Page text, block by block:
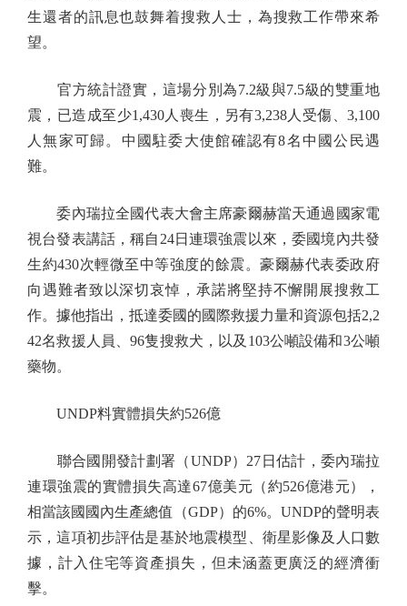
生還者的訊息也鼓舞着搜救人士，為搜救工作帶來希
望。
官方統計證實，這場分別為7.2級與7.5級的雙重地
震，已造成至少1,430人喪生，另有3,238人受傷、3,100
人無家可歸。中國駐委大使館確認有8名中國公民遇
難。
委內瑞拉全國代表大會主席豪爾赫當天通過國家電
視台發表講話，稱自24日連環強震以來，委國境內共發
生約430次輕微至中等強度的餘震。豪爾赫代表委政府
向遇難者致以深切哀悼，承諾將堅持不懈開展搜救工
作。據他指出，抵達委國的國際救援力量和資源包括2,2
42名救援人員、96隻搜救犬，以及103公噸設備和3公噸
藥物。
UNDP料實體損失約526億
聯合國開發計劃署（UNDP）27日估計，委內瑞拉
連環強震的實體損失高達67億美元（約526億港元），
相當該國國內生產總值（GDP）的6%。UNDP的聲明表
示，這項初步評估是基於地震模型、衛星影像及人口數
據，計入住宅等資產損失，但未涵蓋更廣泛的經濟衝
擊。